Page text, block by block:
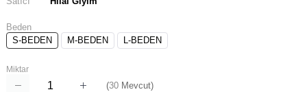
Beden
S-BEDEN
M-BEDEN L-BEDEN
Miktar
(30Mevcut)